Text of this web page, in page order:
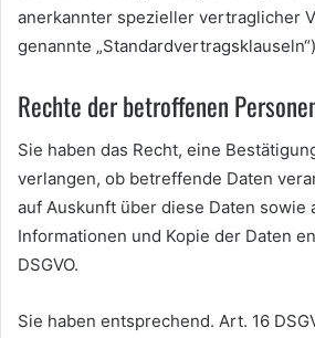
anerkannter spezieller vertraglicher
genannte
Rechte der betroffenen
Sie haben das Recht, eine
verlangen, ob betreffende Daten
auf Auskunft über diese Daten sowie
Informationen und Kopie der Daten
DSGVO.
Sie haben entsprechend. Art. 16